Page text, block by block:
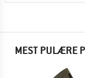
MEST PULÆRE